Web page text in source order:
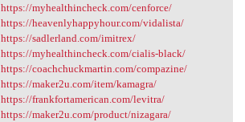
https://myhealthincheck.com/cenforce/
https://heavenlyhappyhour.com/vidalista/
https://sadlerland.com/imitrex/
https://myhealthincheck.com/cialis-black/
https://coachchuckmartin.com/compazine/
https://maker2u.com/item/kamagra/
https://frankfortamerican.com/levitra/
https://maker2u.com/product/nizagara/